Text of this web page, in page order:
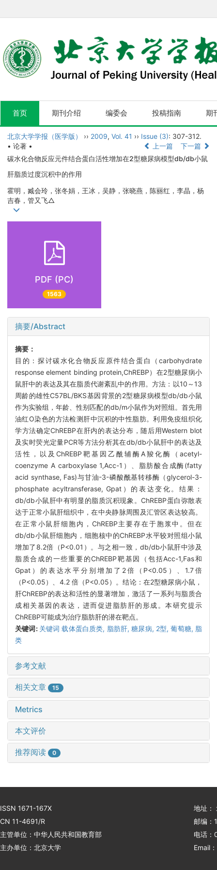
首页 期刊介绍 编委会 投稿指南 期
北京大学学报（医学版） ›› 2009, Vol. 41 ›› Issue (3): 307-312.
• 论著 •
上一篇
下一篇
碳水化合物反应元件结合蛋白活性增加在2型糖尿病模型db/db小鼠
肝脂质过度沉积中的作用
霍明，臧会玲，张冬娟，王冰，吴静，张晓燕，陈丽红，李晶，杨
吉春，管又飞△
PDF (PC)
1563
摘要/Abstract
摘要：
目的：探讨碳水化合物反应原件结合蛋白（carbohydrate
response element binding protein,ChREBP）在2型糖尿病小
鼠肝中的表达及其在脂质代谢紊乱中的作用。方法：以10～13
周龄的雄性C57BL/BKS基因背景的2型糖尿病模型db/db小鼠
作为实验组，年龄、性别匹配的db/m小鼠作为对照组。首先用
油红O染色的方法检测肝中沉积的中性脂肪。利用免疫组织化
学方法确定ChREBP在肝内的表达分布，随后用Western blot
及实时荧光定量PCR等方法分析其在db/db小鼠肝中的表达及
活性，以及ChREBP靶基因乙酰辅酶A羧化酶（acetyl-
coenzyme A carboxylase 1,Acc-1）、脂肪酸合成酶(fatty
acid synthase, Fas)与甘油-3-磷酸酰基转移酶（glycerol-3-
phosphate acyltransferase, Gpat）的表达变化。结果：
db/db小鼠肝中有明显的脂质沉积现象。ChREBP蛋白弥散表
达于正常小鼠肝组织中，在中央静脉周围及汇管区表达较高。
在正常小鼠肝细胞内，ChREBP主要存在于胞浆中。但在
db/db小鼠肝细胞内，细胞核中的ChREBP水平较对照组小鼠
增加了8.2倍（P<0.01）。与之相一致，db/db小鼠肝中涉及
脂质合成的一些重要的ChREBP靶基因（包括Acc-1,Fas和
Gpat）的表达水平分别增加了2倍（P<0.05）、1.7倍
（P<0.05）、4.2 倍（P<0.05）。结论：在2型糖尿病小鼠，
肝ChREBP的表达和活性的显著增加，激活了一系列与脂质合
成相关基因的表达，进而促进脂肪肝的形成。本研究提示
ChREBP可能成为治疗脂肪肝的潜在靶点。
关键词: 关键词 载体蛋白质类, 脂肪肝,糖尿病, 2型,葡萄糖, 脂
类
参考文献
相关文章 15
Metrics
本文评价
推荐阅读 0
ISSN 1671-167X
CN 11-4691/R
主管单位：中华人民共和国教育部
主办单位：北京大学
地址：
邮编：
电话
Email